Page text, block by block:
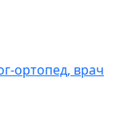
ортопед, врач